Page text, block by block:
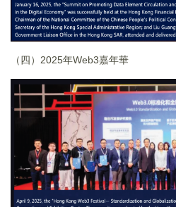
（四）2025年Web3嘉年華